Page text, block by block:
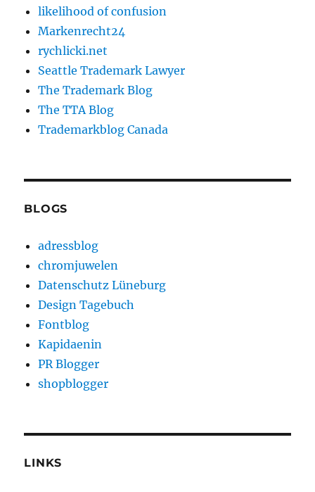
likelihood of confusion
Markenrecht24
rychlicki.net
Seattle Trademark Lawyer
The Trademark Blog
The TTA Blog
Trademarkblog Canada
BLOGS
adressblog
chromjuwelen
Datenschutz Lüneburg
Design Tagebuch
Fontblog
Kapidaenin
PR Blogger
shopblogger
LINKS